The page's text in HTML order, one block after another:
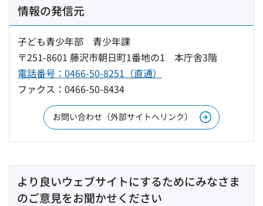
情報の発信元
子ども青少年部 青少年課
〒251-8601 藤沢市朝日町1番地の1 本庁舎3階
電話番号：0466-50-8251（直通）
ファクス：0466-50-8434
お問い合わせ（外部サイトへリンク）
より良いウェブサイトにするためにみなさま
のご意見をお聞かせください